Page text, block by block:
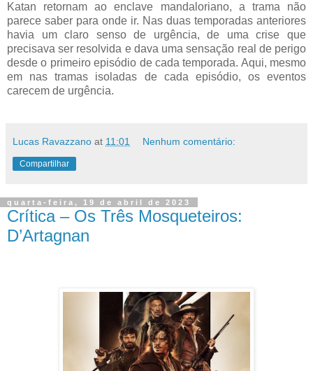
Katan retornam ao enclave mandaloriano, a trama não
parece saber para onde ir. Nas duas temporadas anteriores
havia um claro senso de urgência, de uma crise que
precisava ser resolvida e dava uma sensação real de perigo
desde o primeiro episódio de cada temporada. Aqui, mesmo
em nas tramas isoladas de cada episódio, os eventos
carecem de urgência.
Lucas Ravazzano at 11:01 Nenhum comentário:
Compartilhar
quarta-feira, 19 de abril de 2023
Crítica – Os Três Mosqueteiros:
D’Artagnan